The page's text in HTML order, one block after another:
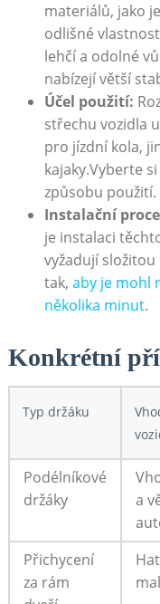
materiálů, jako
odlišné
lehčí a odolné
nabízejí větší
Účel použití:
střechu ​vozidla
pro jízdní kola,
kajaky.Vyberte
způsobu použití.
Instalační
je instalaci⁣
vyžadují
tak, ‍ aby je mohl
několika⁤ minut.
Konkrétní
Typ držáku
Podélníkové
držáky
a
Přichycení
za rám